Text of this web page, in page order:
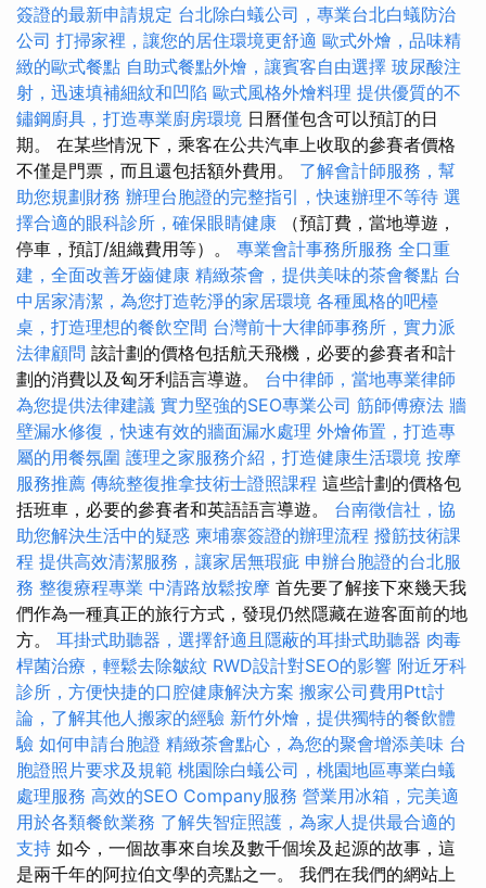
簽證的最新申請規定 台北除白蟻公司，專業台北白蟻防治
公司 打掃家裡，讓您的居住環境更舒適 歐式外燴，品味精
緻的歐式餐點 自助式餐點外燴，讓賓客自由選擇 玻尿酸注
射，迅速填補細紋和凹陷 歐式風格外燴料理 提供優質的不
鏽鋼廚具，打造專業廚房環境 日曆僅包含可以預訂的日
期。 在某些情況下，乘客在公共汽車上收取的參賽者價格
不僅是門票，而且還包括額外費用。 了解會計師服務，幫
助您規劃財務 辦理台胞證的完整指引，快速辦理不等待 選
擇合適的眼科診所，確保眼睛健康 （預訂費，當地導遊，
停車，預訂/組織費用等）。 專業會計事務所服務 全口重
建，全面改善牙齒健康 精緻茶會，提供美味的茶會餐點 台
中居家清潔，為您打造乾淨的家居環境 各種風格的吧檯
桌，打造理想的餐飲空間 台灣前十大律師事務所，實力派
法律顧問 該計劃的價格包括航天飛機，必要的參賽者和計
劃的消費以及匈牙利語言導遊。 台中律師，當地專業律師
為您提供法律建議 實力堅強的SEO專業公司 筋師傅療法 牆
壁漏水修復，快速有效的牆面漏水處理 外燴佈置，打造專
屬的用餐氛圍 護理之家服務介紹，打造健康生活環境 按摩
服務推薦 傳統整復推拿技術士證照課程 這些計劃的價格包
括班車，必要的參賽者和英語語言導遊。 台南徵信社，協
助您解決生活中的疑惑 柬埔寨簽證的辦理流程 撥筋技術課
程 提供高效清潔服務，讓家居無瑕疵 申辦台胞證的台北服
務 整復療程專業 中清路放鬆按摩 首先要了解接下來幾天我
們作為一種真正的旅行方式，發現仍然隱藏在遊客面前的地
方。 耳掛式助聽器，選擇舒適且隱蔽的耳掛式助聽器 肉毒
桿菌治療，輕鬆去除皺紋 RWD設計對SEO的影響 附近牙科
診所，方便快捷的口腔健康解決方案 搬家公司費用Ptt討
論，了解其他人搬家的經驗 新竹外燴，提供獨特的餐飲體
驗 如何申請台胞證 精緻茶會點心，為您的聚會增添美味 台
胞證照片要求及規範 桃園除白蟻公司，桃園地區專業白蟻
處理服務 高效的SEO Company服務 營業用冰箱，完美適
用於各類餐飲業務 了解失智症照護，為家人提供最合適的
支持 如今，一個故事來自埃及數千個埃及起源的故事，這
是兩千年的阿拉伯文學的亮點之一。 我們在我們的網站上